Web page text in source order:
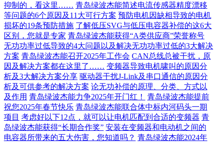
抑制的，看这里…… 青岛绿波杰能简述电流传感器精度漂移
等问题的6个原因及11大可行方案 预防电机因缺相导致的电机
损坏的19条预防措施 了解低压SVG与低压电容器补偿的这6大
区别，您就是专家 青岛绿波杰能获得“A类供应商”荣誉称号
无功功率过低导致的4大问题以及解决无功功率过低的3大解决
方案 青岛绿波杰能召开2025年工作会 CAN总线总被干扰，原
因及解决方案都在这里了…… 变频器导致电机啸叫的原因分
析及3大解决方案分享 驱动器干扰J-Link及串口通信的原因分
析及可供参考的解决方案 论无功补偿的原理、分类、方式以
及作用 青岛绿波杰能力争2025年开门红！
青岛绿波杰能提前
祝您2025年春节快乐 青岛绿波杰能联合体中标内河码头一期
项目 考虑好以下12点，就可以让电机匹配到合适的变频器 青
岛绿波杰能获得“长期合作奖” 安装在变频器和电动机之间的
电容器所带来的五大伤害，您知道吗？ 青岛绿波杰能2024年